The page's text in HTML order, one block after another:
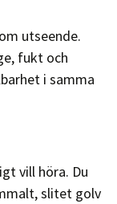
utseende.
fukt och
i samma
vill höra. Du
slitet golv